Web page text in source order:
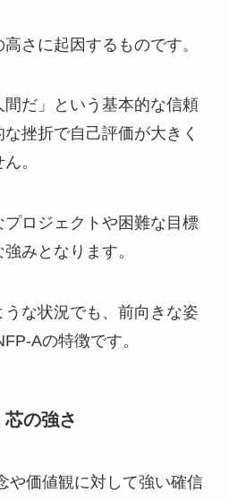
さに起因するものです。
間だ」という基本的な信頼
挫折で自己評価が大きく
。
ロジェクトや困難な目標
みとなります。
な状況でも、前向きな姿
Aの特徴です。
の強さ
や価値観に対して強い確信